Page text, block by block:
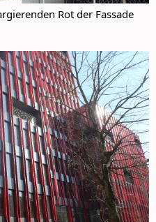
Rot der Fassade